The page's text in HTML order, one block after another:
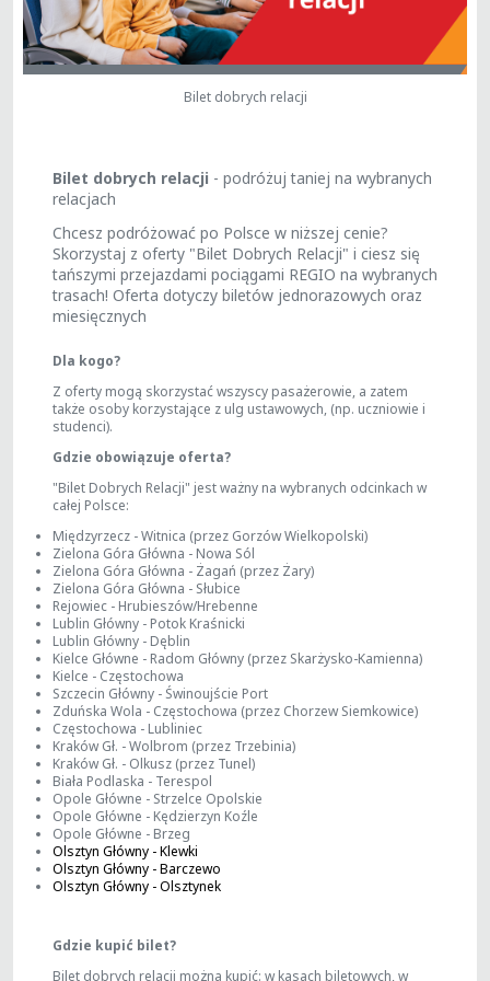
Bilet dobrych relacji
Bilet dobrych relacji - podróżuj taniej na wybranych
relacjach
Chcesz podróżować po Polsce w niższej cenie?
Skorzystaj z oferty "Bilet Dobrych Relacji" i ciesz się
tańszymi przejazdami pociągami REGIO na wybranych
trasach! Oferta dotyczy biletów jednorazowych oraz
miesięcznych
Dla kogo?
Z oferty mogą skorzystać wszyscy pasażerowie, a zatem
także osoby korzystające z ulg ustawowych, (np. uczniowie i
studenci).
Gdzie obowiązuje oferta?
"Bilet Dobrych Relacji" jest ważny na wybranych odcinkach w
całej Polsce:
Międzyrzecz - Witnica (przez Gorzów Wielkopolski)
Zielona Góra Główna - Nowa Sól
Zielona Góra Główna - Żagań (przez Żary)
Zielona Góra Główna - Słubice
Rejowiec - Hrubieszów/Hrebenne
Lublin Główny - Potok Kraśnicki
Lublin Główny - Dęblin
Kielce Główne - Radom Główny (przez Skarżysko-Kamienna)
Kielce - Częstochowa
Szczecin Główny - Świnoujście Port
Zduńska Wola - Częstochowa (przez Chorzew Siemkowice)
Częstochowa - Lubliniec
Kraków Gł. - Wolbrom (przez Trzebinia)
Kraków Gł. - Olkusz (przez Tunel)
Biała Podlaska - Terespol
Opole Główne - Strzelce Opolskie
Opole Główne - Kędzierzyn Koźle
Opole Główne - Brzeg
Olsztyn Główny - Klewki
Olsztyn Główny - Barczewo
Olsztyn Główny - Olsztynek
Gdzie kupić bilet?
Bilet dobrych relacji można kupić: w kasach biletowych, w